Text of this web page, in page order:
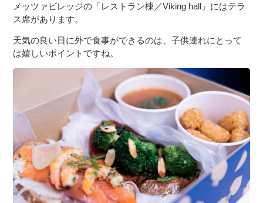
メッツァビレッジの「レストラン棟／Viking hall」にはテラ
ス席があります。
天気の良い日に外で食事ができるのは、子供連れにとって
は嬉しいポイントですね。